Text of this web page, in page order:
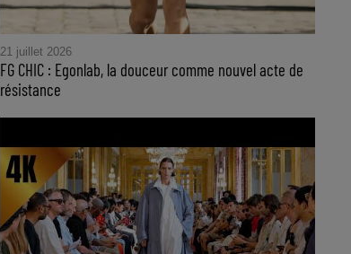
21 juillet 2026
FG CHIC : Egonlab, la douceur comme nouvel acte de
résistance